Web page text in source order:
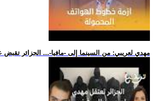
.. مهدي لعريبي: من السينما إلى -مافيا-... الجزائر